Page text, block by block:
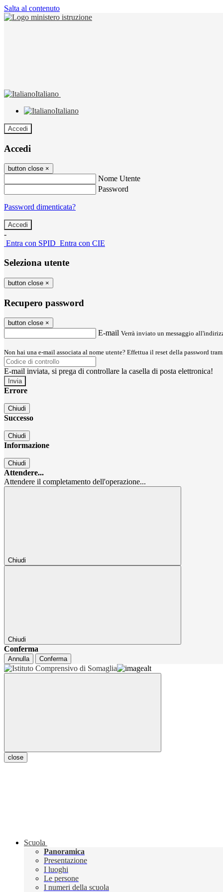
Salta al contenuto
Italiano
Italiano
Accedi
Accedi
button close ×
Nome Utente
Password
Password dimenticata?
-
Entra con SPID Entra con CIE
Seleziona utente
button close ×
Recupero password
button close ×
E-mail Verrà inviato un messaggio
Non hai una e-mail associata al nome utente? Effettua il reset della password
E-mail inviata, si prega di controllare la casella di posta elettronica!
Errore
Chiudi
Successo
Chiudi
Informazione
Chiudi
Attendere...
Attendere il completamento dell'operazione...
Chiudi
Chiudi
Conferma
Annulla Conferma
close
Scuola
Panoramica
Presentazione
I luoghi
Le persone
I numeri della scuola